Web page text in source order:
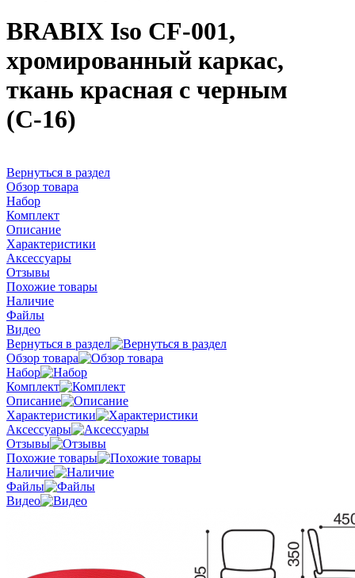
BRABIX Iso CF-001,
хромированный каркас,
ткань красная с черным
(С-16)
Вернуться в раздел
Обзор товара
Набор
Комплект
Описание
Характеристики
Аксессуары
Отзывы
Похожие товары
Наличие
Файлы
Видео
Вернуться в раздел
Обзор товара
Набор
Комплект
Описание
Характеристики
Аксессуары
Отзывы
Похожие товары
Наличие
Файлы
Видео